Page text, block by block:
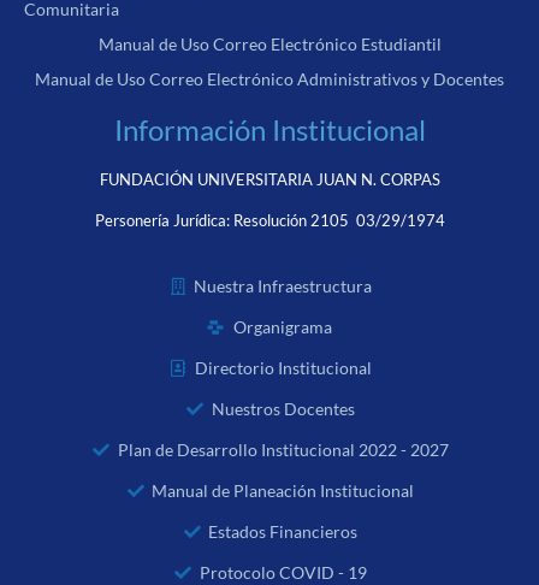
Comunitaria
Manual de Uso Correo Electrónico Estudiantil
Manual de Uso Correo Electrónico Administrativos y Docentes
Información Institucional
FUNDACIÓN UNIVERSITARIA JUAN N. CORPAS
Personería Jurídica: Resolución 2105 03/29/1974
Nuestra Infraestructura
Organigrama
Directorio Institucional
Nuestros Docentes
Plan de Desarrollo Institucional 2022 - 2027
Manual de Planeación Institucional
Estados Financieros
Protocolo COVID - 19